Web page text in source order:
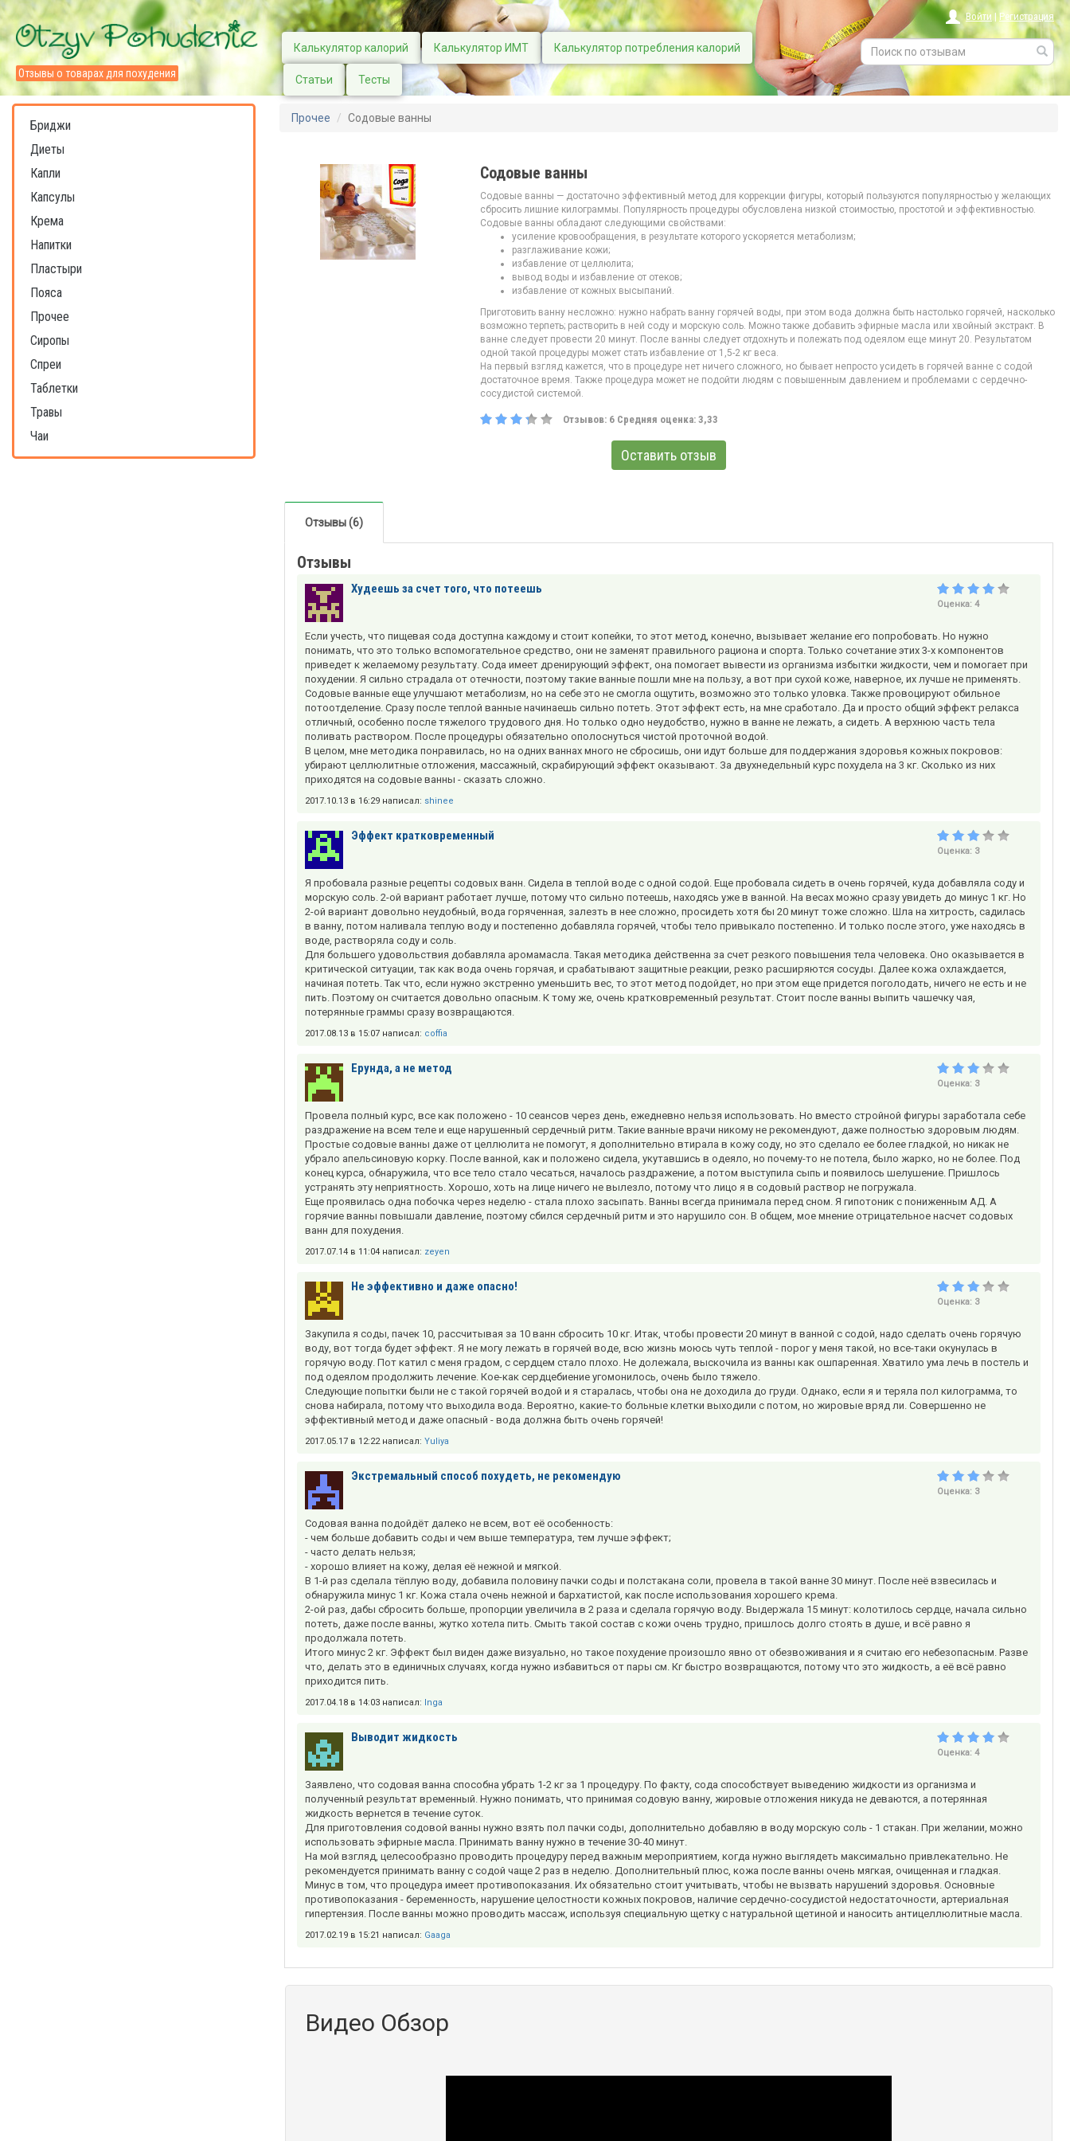
Отзывы о товарах для похудения
Калькулятор калорий Калькулятор ИМТ Калькулятор потребления калорий
Статьи Тесты
Войти | Регистрация
Бриджи
Диеты
Капли
Капсулы
Крема
Напитки
Пластыри
Пояса
Прочее
Сиропы
Спреи
Таблетки
Травы
Чаи
Прочее Содовые ванны
Содовые ванны
Содовые ванны — достаточно эффективный метод для коррекции фигуры, который пользуются популярностью у желающих
сбросить лишние килограммы. Популярность процедуры обусловлена низкой стоимостью, простотой и эффективностью.
Содовые ванны обладают следующими свойствами:
усиление кровообращения, в результате которого ускоряется метаболизм;
разглаживание кожи;
избавление от целлюлита;
вывод воды и избавление от отеков;
избавление от кожных высыпаний.
Приготовить ванну несложно: нужно набрать ванну горячей воды, при этом вода должна быть настолько горячей, насколько
возможно терпеть; растворить в ней соду и морскую соль. Можно также добавить эфирные масла или хвойный экстракт. В
ванне следует провести 20 минут. После ванны следует отдохнуть и полежать под одеялом еще минут 20. Результатом
одной такой процедуры может стать избавление от 1,5-2 кг веса.
На первый взгляд кажется, что в процедуре нет ничего сложного, но бывает непросто усидеть в горячей ванне с содой
достаточное время. Также процедура может не подойти людям с повышенным давлением и проблемами с сердечно-
сосудистой системой.
Отзывов: 6 Средняя оценка: 3,33
Оставить отзыв
Отзывы (6)
Отзывы
Худеешь за счет того, что потеешь
Оценка: 4
Если учесть, что пищевая сода доступна каждому и стоит копейки, то этот метод, конечно, вызывает желание его попробовать. Но нужно
понимать, что это только вспомогательное средство, они не заменят правильного рациона и спорта. Только сочетание этих 3-х компонентов
приведет к желаемому результату. Сода имеет дренирующий эффект, она помогает вывести из организма избытки жидкости, чем и помогает при
похудении. Я сильно страдала от отечности, поэтому такие ванные пошли мне на пользу, а вот при сухой коже, наверное, их лучше не применять.
Содовые ванные еще улучшают метаболизм, но на себе это не смогла ощутить, возможно это только уловка. Также провоцируют обильное
потоотделение. Сразу после теплой ванные начинаешь сильно потеть. Этот эффект есть, на мне сработало. Да и просто общий эффект релакса
отличный, особенно после тяжелого трудового дня. Но только одно неудобство, нужно в ванне не лежать, а сидеть. А верхнюю часть тела
поливать раствором. После процедуры обязательно ополоснуться чистой проточной водой.
В целом, мне методика понравилась, но на одних ваннах много не сбросишь, они идут больше для поддержания здоровья кожных покровов:
убирают целлюлитные отложения, массажный, скрабирующий эффект оказывают. За двухнедельный курс похудела на 3 кг. Сколько из них
приходятся на содовые ванны - сказать сложно.
2017.10.13 в 16:29 написал: shinee
Эффект кратковременный
Оценка: 3
Я пробовала разные рецепты содовых ванн. Сидела в теплой воде с одной содой. Еще пробовала сидеть в очень горячей, куда добавляла соду и
морскую соль. 2-ой вариант работает лучше, потому что сильно потеешь, находясь уже в ванной. На весах можно сразу увидеть до минус 1 кг. Но
2-ой вариант довольно неудобный, вода горяченная, залезть в нее сложно, просидеть хотя бы 20 минут тоже сложно. Шла на хитрость, садилась
в ванну, потом наливала теплую воду и постепенно добавляла горячей, чтобы тело привыкало постепенно. И только после этого, уже находясь в
воде, растворяла соду и соль.
Для большего удовольствия добавляла аромамасла. Такая методика действенна за счет резкого повышения тела человека. Оно оказывается в
критической ситуации, так как вода очень горячая, и срабатывают защитные реакции, резко расширяются сосуды. Далее кожа охлаждается,
начиная потеть. Так что, если нужно экстренно уменьшить вес, то этот метод подойдет, но при этом еще придется поголодать, ничего не есть и не
пить. Поэтому он считается довольно опасным. К тому же, очень кратковременный результат. Стоит после ванны выпить чашечку чая,
потерянные граммы сразу возвращаются.
2017.08.13 в 15:07 написал: coffia
Ерунда, а не метод
Оценка: 3
Провела полный курс, все как положено - 10 сеансов через день, ежедневно нельзя использовать. Но вместо стройной фигуры заработала себе
раздражение на всем теле и еще нарушенный сердечный ритм. Такие ванные врачи никому не рекомендуют, даже полностью здоровым людям.
Простые содовые ванны даже от целлюлита не помогут, я дополнительно втирала в кожу соду, но это сделало ее более гладкой, но никак не
убрало апельсиновую корку. После ванной, как и положено сидела, укутавшись в одеяло, но почему-то не потела, было жарко, но не более. Под
конец курса, обнаружила, что все тело стало чесаться, началось раздражение, а потом выступила сыпь и появилось шелушение. Пришлось
устранять эту неприятность. Хорошо, хоть на лице ничего не вылезло, потому что лицо я в содовый раствор не погружала.
Еще проявилась одна побочка через неделю - стала плохо засыпать. Ванны всегда принимала перед сном. Я гипотоник с пониженным АД. А
горячие ванны повышали давление, поэтому сбился сердечный ритм и это нарушило сон. В общем, мое мнение отрицательное насчет содовых
ванн для похудения.
2017.07.14 в 11:04 написал: zeyen
Не эффективно и даже опасно!
Оценка: 3
Закупила я соды, пачек 10, рассчитывая за 10 ванн сбросить 10 кг. Итак, чтобы провести 20 минут в ванной с содой, надо сделать очень горячую
воду, вот тогда будет эффект. Я не могу лежать в горячей воде, всю жизнь моюсь чуть теплой - порог у меня такой, но все-таки окунулась в
горячую воду. Пот катил с меня градом, с сердцем стало плохо. Не долежала, выскочила из ванны как ошпаренная. Хватило ума лечь в постель и
под одеялом продолжить лечение. Кое-как сердцебиение угомонилось, очень было тяжело.
Следующие попытки были не с такой горячей водой и я старалась, чтобы она не доходила до груди. Однако, если я и теряла пол килограмма, то
снова набирала, потому что выходила вода. Вероятно, какие-то больные клетки выходили с потом, но жировые вряд ли. Совершенно не
эффективный метод и даже опасный - вода должна быть очень горячей!
2017.05.17 в 12:22 написал: Yuliya
Экстремальный способ похудеть, не рекомендую
Оценка: 3
Содовая ванна подойдёт далеко не всем, вот её особенность:
- чем больше добавить соды и чем выше температура, тем лучше эффект;
- часто делать нельзя;
- хорошо влияет на кожу, делая её нежной и мягкой.
В 1-й раз сделала тёплую воду, добавила половину пачки соды и полстакана соли, провела в такой ванне 30 минут. После неё взвесилась и
обнаружила минус 1 кг. Кожа стала очень нежной и бархатистой, как после использования хорошего крема.
2-ой раз, дабы сбросить больше, пропорции увеличила в 2 раза и сделала горячую воду. Выдержала 15 минут: колотилось сердце, начала сильно
потеть, даже после ванны, жутко хотела пить. Смыть такой состав с кожи очень трудно, пришлось долго стоять в душе, и всё равно я
продолжала потеть.
Итого минус 2 кг. Эффект был виден даже визуально, но такое похудение произошло явно от обезвоживания и я считаю его небезопасным. Разве
что, делать это в единичных случаях, когда нужно избавиться от пары см. Кг быстро возвращаются, потому что это жидкость, а её всё равно
приходится пить.
2017.04.18 в 14:03 написал: Inga
Выводит жидкость
Оценка: 4
Заявлено, что содовая ванна способна убрать 1-2 кг за 1 процедуру. По факту, сода способствует выведению жидкости из организма и
полученный результат временный. Нужно понимать, что принимая содовую ванну, жировые отложения никуда не деваются, а потерянная
жидкость вернется в течение суток.
Для приготовления содовой ванны нужно взять пол пачки соды, дополнительно добавляю в воду морскую соль - 1 стакан. При желании, можно
использовать эфирные масла. Принимать ванну нужно в течение 30-40 минут.
На мой взгляд, целесообразно проводить процедуру перед важным мероприятием, когда нужно выглядеть максимально привлекательно. Не
рекомендуется принимать ванну с содой чаще 2 раз в неделю. Дополнительный плюс, кожа после ванны очень мягкая, очищенная и гладкая.
Минус в том, что процедура имеет противопоказания. Их обязательно стоит учитывать, чтобы не вызвать нарушений здоровья. Основные
противопоказания - беременность, нарушение целостности кожных покровов, наличие сердечно-сосудистой недостаточности, артериальная
гипертензия. После ванны можно проводить массаж, используя специальную щетку с натуральной щетиной и наносить антицеллюлитные масла.
2017.02.19 в 15:21 написал: Gaaga
Видео Обзор